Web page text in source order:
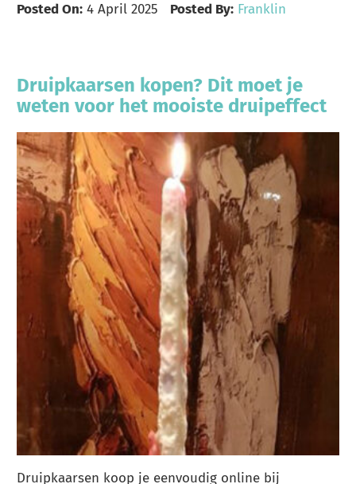
Posted On: 4 April 2025 Posted By: Franklin
Druipkaarsen kopen? Dit moet je
weten voor het mooiste druipeffect
Druipkaarsen koop je eenvoudig online bij